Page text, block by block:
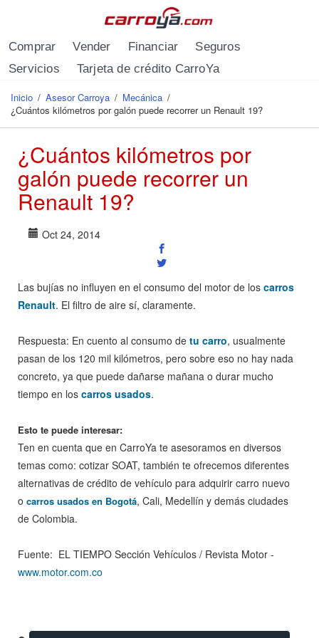
Comprar Vender Financiar
Seguros
Servicios
Tarjeta de crédito CarroYa
Se encuentra usted aquí
Inicio / Asesor Carroya / Mecánica /
¿Cuántos kilómetros por galón puede recorrer un Renault 19?
¿Cuántos kilómetros por
galón puede recorrer un
Renault 19?
Oct 24, 2014
Las bujías no influyen en el consumo del motor de los carros
Renault. El filtro de aire sí, claramente.
Respuesta: En cuento al consumo de tu carro, usualmente
pasan de los 120 mil kilómetros, pero sobre eso no hay nada
concreto, ya que puede dañarse mañana o durar mucho
tiempo en los carros usados.
Esto te puede interesar:
Ten en cuenta que en CarroYa te asesoramos en diversos
temas como: cotizar SOAT, también te ofrecemos diferentes
alternativas de crédito de vehículo para adquirir carro nuevo
o carros usados en Bogotá, Cali, Medellín y demás ciudades
de Colombia.
Fuente: EL TIEMPO Sección Vehículos / Revista Motor -
www.motor.com.co